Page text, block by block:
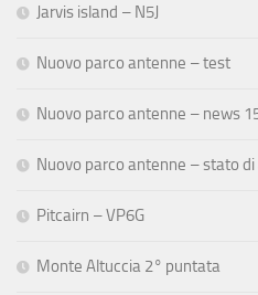
Jarvis island – N5J
Nuovo parco antenne – test
Nuovo parco antenne – news
Nuovo parco antenne – stato
Pitcairn – VP6G
Monte Altuccia 2° puntata